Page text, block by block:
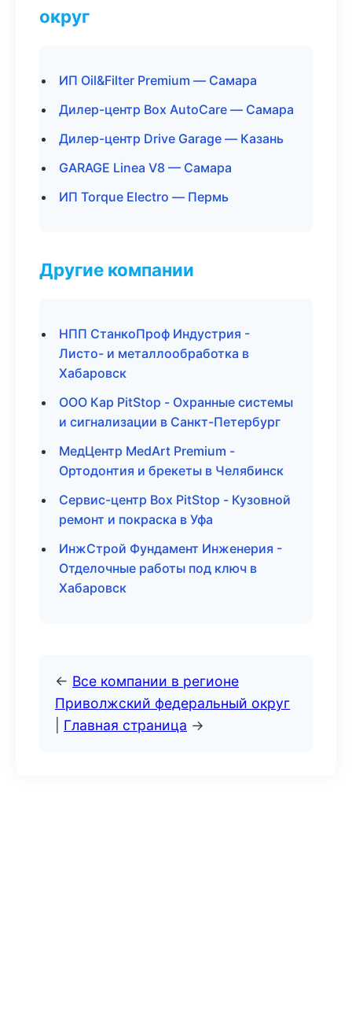
округ
ИП Oil&Filter Premium — Самара
Дилер-центр Box AutoCare — Самара
Дилер-центр Drive Garage — Казань
GARAGE Linea V8 — Самара
ИП Torque Electro — Пермь
Другие компании
НПП СтанкоПроф Индустрия -
Листо- и металлообработка в
Хабаровск
ООО Кар PitStop - Охранные системы
и сигнализации в Санкт-Петербург
МедЦентр MedArt Premium -
Ортодонтия и брекеты в Челябинск
Сервис-центр Box PitStop - Кузовной
ремонт и покраска в Уфа
ИнжСтрой Фундамент Инженерия -
Отделочные работы под ключ в
Хабаровск
← Все компании в регионе
Приволжский федеральный округ
Главная страница →